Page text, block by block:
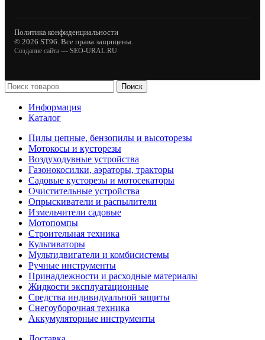
Политика конфиденциальности
© 2026 ST96. Все права защищены.
Создание сайта — SEO-URAL.RU
Поиск
Информация
Каталог
Пилы цепные, бензопилы и высоторезы
Мотокосы и кусторезы
Воздуходувные устройства
Газонокосилки, аэраторы, тракторы
Садовые кусторезы и мотосекаторы
Очистительные устройства
Опрыскиватели и распылители
Измельчители садовые
Мотопомпы
Строительная техника
Культиваторы
Мультидвигатели и комбисистемы
Ручные инструменты
Принадлежности и расходные материалы
Жидкости эксплуатационные
Средства индивидуальной защиты
Снегоуборочная техника
Аккумуляторные инструменты